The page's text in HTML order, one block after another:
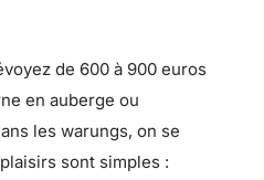
de 600 à 900 euros
en auberge ou
les warungs, on se
sont simples :